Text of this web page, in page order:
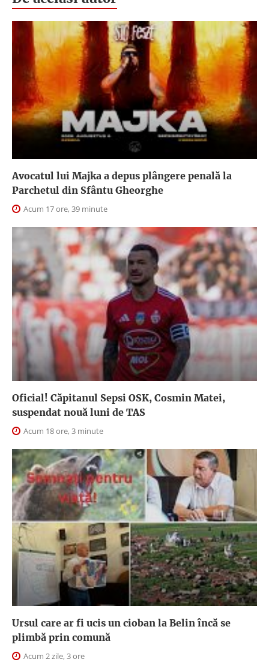
Avocatul lui Majka a depus plângere penală la
Parchetul din Sfântu Gheorghe
Acum 17 ore, 39 minute
Oficial! Căpitanul Sepsi OSK, Cosmin Matei,
suspendat nouă luni de TAS
Acum 18 ore, 3 minute
Ursul care ar fi ucis un cioban la Belin încă se
plimbă prin comună
Acum 2 zile, 3 ore